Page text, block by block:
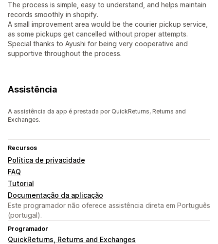
The process is simple, easy to understand, and helps maintain
records smoothly in shopify.
A small improvement area would be the courier pickup service,
as some pickups get cancelled without proper attempts.
Special thanks to Ayushi for being very cooperative and
supportive throughout the process.
Assistência
A assistência da app é prestada por QuickReturns, Returns and
Exchanges.
Recursos
Política de privacidade
FAQ
Tutorial
Documentação da aplicação
Este programador não oferece assistência direta em Português
(portugal).
Programador
QuickReturns, Returns and Exchanges